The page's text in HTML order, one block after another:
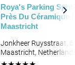
Roya's Parking Spot
Près Du Céramique
Maastricht
Jonkheer Ruysstraat,
Maastricht,